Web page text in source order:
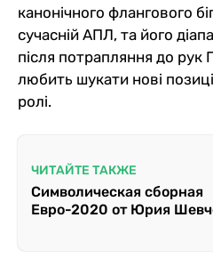
канонічного флангового
сучасній АПЛ, та його
після потрапляння до рук
любить шукати нові
ролі.
ЧИТАЙТЕ ТАКЖЕ
Символическая сборная
Евро-2020 от Юрия